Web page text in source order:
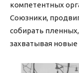
компетентных
Союзники,
собирать
захватывая новые